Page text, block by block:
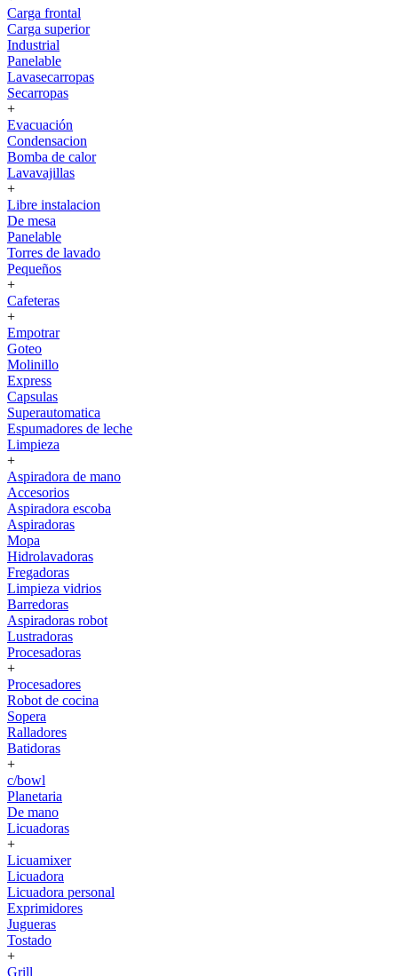
Carga frontal
Carga superior
Industrial
Panelable
Lavasecarropas
Secarropas
+
Evacuación
Condensacion
Bomba de calor
Lavavajillas
+
Libre instalacion
De mesa
Panelable
Torres de lavado
Pequeños
+
Cafeteras
+
Empotrar
Goteo
Molinillo
Express
Capsulas
Superautomatica
Espumadores de leche
Limpieza
+
Aspiradora de mano
Accesorios
Aspiradora escoba
Aspiradoras
Mopa
Hidrolavadoras
Fregadoras
Limpieza vidrios
Barredoras
Aspiradoras robot
Lustradoras
Procesadoras
+
Procesadores
Robot de cocina
Sopera
Ralladores
Batidoras
+
c/bowl
Planetaria
De mano
Licuadoras
+
Licuamixer
Licuadora
Licuadora personal
Exprimidores
Jugueras
Tostado
+
Grill